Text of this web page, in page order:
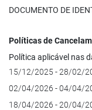
DOCUMENTO DE
Políticas de
Política aplicável nas
15/12/2025 - 28/02/
02/04/2026 - 04/04/
18/04/2026 - 20/04/